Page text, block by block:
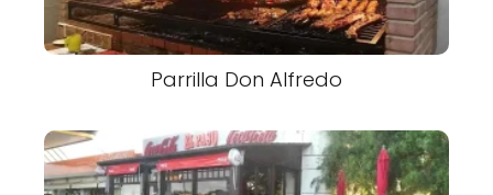
Parrilla Don Alfredo